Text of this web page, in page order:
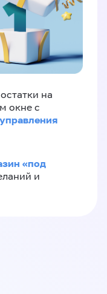
на
окне с
управления
«‎под
и